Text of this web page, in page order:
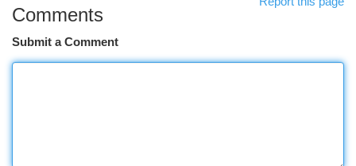
Comments
Submit a Comment